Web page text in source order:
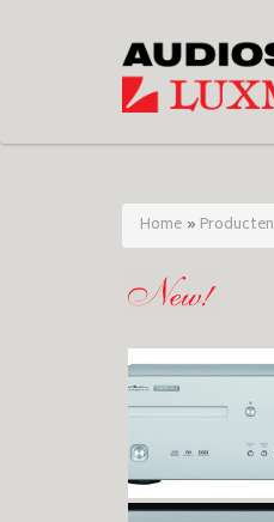
Home » Producten